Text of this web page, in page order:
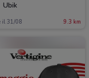
Ubik
il 31/08 9.3 km